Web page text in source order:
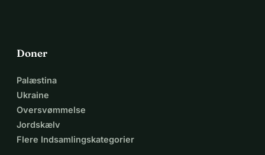
Doner
Palæstina
Ukraine
Oversvømmelse
Jordskælv
Flere Indsamlingskategorier